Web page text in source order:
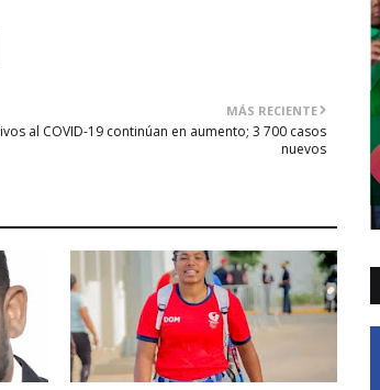
MÁS RECIENTE
al COVID-19 continúan en aumento; 3 700 casos
nuevos